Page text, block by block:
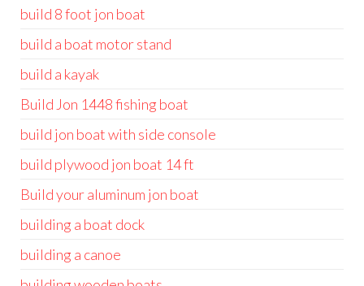
build 8 foot jon boat
build a boat motor stand
build a kayak
Build Jon 1448 fishing boat
build jon boat with side console
build plywood jon boat 14 ft
Build your aluminum jon boat
building a boat dock
building a canoe